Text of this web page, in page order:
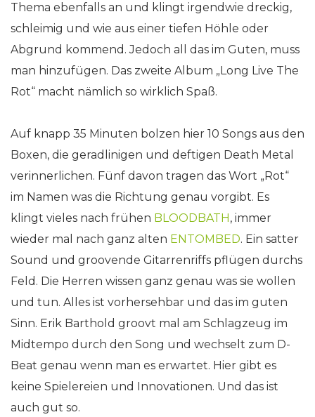
Thema ebenfalls an und klingt irgendwie dreckig,
schleimig und wie aus einer tiefen Höhle oder
Abgrund kommend. Jedoch all das im Guten, muss
man hinzufügen. Das zweite Album „Long Live The
Rot“ macht nämlich so wirklich Spaß.
Auf knapp 35 Minuten bolzen hier 10 Songs aus den
Boxen, die geradlinigen und deftigen Death Metal
verinnerlichen. Fünf davon tragen das Wort „Rot“
im Namen was die Richtung genau vorgibt. Es
klingt vieles nach frühen BLOODBATH, immer
wieder mal nach ganz alten ENTOMBED. Ein satter
Sound und groovende Gitarrenriffs pflügen durchs
Feld. Die Herren wissen ganz genau was sie wollen
und tun. Alles ist vorhersehbar und das im guten
Sinn. Erik Barthold groovt mal am Schlagzeug im
Midtempo durch den Song und wechselt zum D-
Beat genau wenn man es erwartet. Hier gibt es
keine Spielereien und Innovationen. Und das ist
auch gut so.